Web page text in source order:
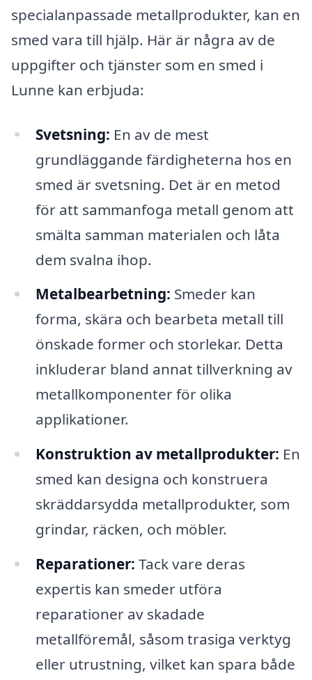
specialanpassade metallprodukter, kan en
smed vara till hjälp. Här är några av de
uppgifter och tjänster som en smed i
Lunne kan erbjuda:
Svetsning: En av de mest
grundläggande färdigheterna hos en
smed är svetsning. Det är en metod
för att sammanfoga metall genom att
smälta samman materialen och låta
dem svalna ihop.
Metalbearbetning: Smeder kan
forma, skära och bearbeta metall till
önskade former och storlekar. Detta
inkluderar bland annat tillverkning av
metallkomponenter för olika
applikationer.
Konstruktion av metallprodukter: En
smed kan designa och konstruera
skräddarsydda metallprodukter, som
grindar, räcken, och möbler.
Reparationer: Tack vare deras
expertis kan smeder utföra
reparationer av skadade
metallföremål, såsom trasiga verktyg
eller utrustning, vilket kan spara både